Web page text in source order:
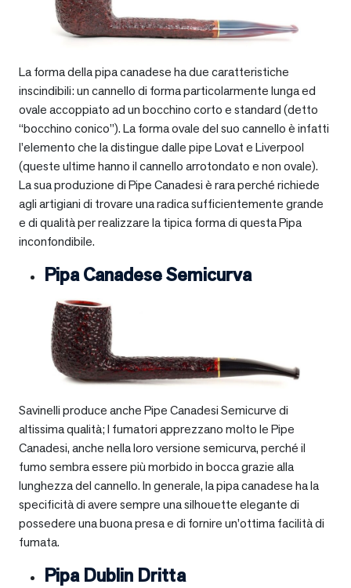
La forma della pipa canadese ha due caratteristiche
inscindibili: un cannello di forma particolarmente lunga ed
ovale accoppiato ad un bocchino corto e standard (detto
“bocchino conico”). La forma ovale del suo cannello è infatti
l’elemento che la distingue dalle pipe Lovat e Liverpool
(queste ultime hanno il cannello arrotondato e non ovale).
La sua produzione di Pipe Canadesi è rara perché richiede
agli artigiani di trovare una radica sufficientemente grande
e di qualità per realizzare la tipica forma di questa Pipa
inconfondibile.
Pipa Canadese Semicurva
Savinelli produce anche Pipe Canadesi Semicurve di
altissima qualità; I fumatori apprezzano molto le Pipe
Canadesi, anche nella loro versione semicurva, perché il
fumo sembra essere più morbido in bocca grazie alla
lunghezza del cannello. In generale, la pipa canadese ha la
specificità di avere sempre una silhouette elegante di
possedere una buona presa e di fornire un’ottima facilità di
fumata.
Pipa Dublin Dritta